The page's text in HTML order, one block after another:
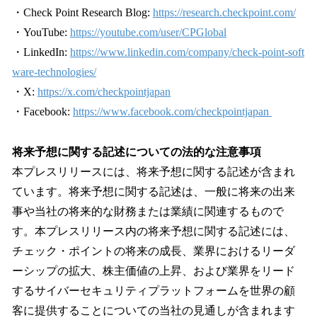
・Check Point Research Blog: https://research.checkpoint.com/
・YouTube: https://youtube.com/user/CPGlobal
・LinkedIn: https://www.linkedin.com/company/check-point-soft
ware-technologies/
・X: https://x.com/checkpointjapan
・Facebook: https://www.facebook.com/checkpointjapan
将来予想に関する記述についての法的な注意事項
本プレスリリースには、将来予想に関する記述が含まれ
ています。将来予想に関する記述は、一般に将来の出来
事や当社の将来的な財務または業績に関連するもので
す。本プレスリリース内の将来予想に関する記述には、
チェック・ポイントの将来の成長、業界におけるリーダ
ーシップの拡大、株主価値の上昇、および業界をリード
するサイバーセキュリティプラットフォームを世界の顧
客に提供することについての当社の見通しが含まれます